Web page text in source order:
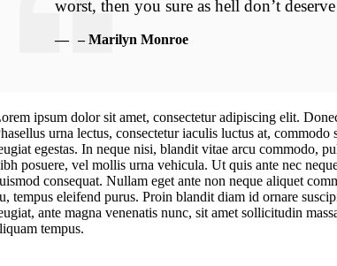
worst, then you sure as hell don’t
– Marilyn Monroe
ipsum dolor sit amet, consectetur adipiscing elit.
urna lectus, consectetur iaculis luctus at,
egestas. In neque nisi, blandit vitae arcu commodo,
posuere, vel mollis urna vehicula. Ut quis ante nec
consequat. Nullam eget ante non neque aliquet
tempus eleifend purus. Proin blandit diam id ornare
ante magna venenatis nunc, sit amet sollicitudin
tempus.